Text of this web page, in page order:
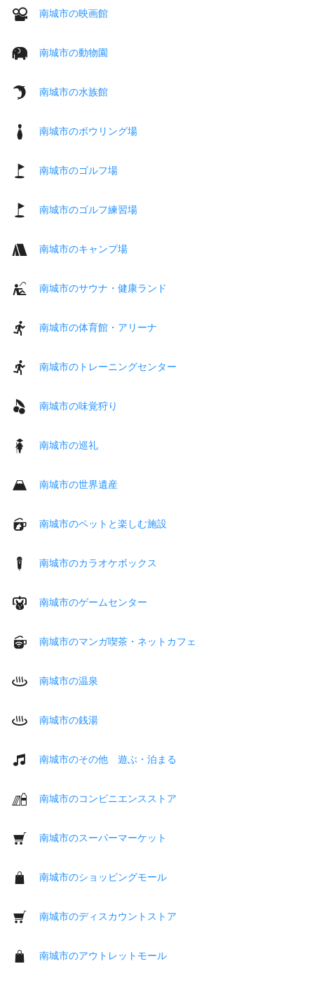
南城市の映画館
南城市の動物園
南城市の水族館
南城市のボウリング場
南城市のゴルフ場
南城市のゴルフ練習場
南城市のキャンプ場
南城市のサウナ・健康ランド
南城市の体育館・アリーナ
南城市のトレーニングセンター
南城市の味覚狩り
南城市の巡礼
南城市の世界遺産
南城市のペットと楽しむ施設
南城市のカラオケボックス
南城市のゲームセンター
南城市のマンガ喫茶・ネットカフェ
南城市の温泉
南城市の銭湯
南城市のその他 遊ぶ・泊まる
南城市のコンビニエンスストア
南城市のスーパーマーケット
南城市のショッピングモール
南城市のディスカウントストア
南城市のアウトレットモール